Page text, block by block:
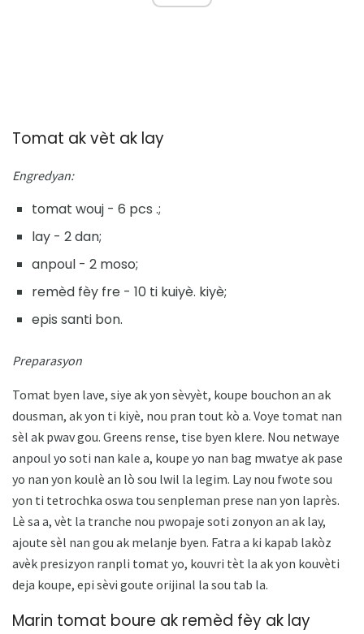
Tomat ak vèt ak lay
Engredyan:
tomat wouj - 6 pcs .;
lay - 2 dan;
anpoul - 2 moso;
remèd fèy fre - 10 ti kuiyè. kiyè;
epis santi bon.
Preparasyon
Tomat byen lave, siye ak yon sèvyèt, koupe bouchon an ak
dousman, ak yon ti kiyè, nou pran tout kò a. Voye tomat nan
sèl ak pwav gou. Greens rense, tise byen klere. Nou netwaye
anpoul yo soti nan kale a, koupe yo nan bag mwatye ak pase
yo nan yon koulè an lò sou lwil la legim. Lay nou fwote sou
yon ti tetrochka oswa tou senpleman prese nan yon laprès.
Lè sa a, vèt la tranche nou pwopaje soti zonyon an ak lay,
ajoute sèl nan gou ak melanje byen. Fatra a ki kapab lakòz
avèk presizyon ranpli tomat yo, kouvri tèt la ak yon kouvèti
deja koupe, epi sèvi goute orijinal la sou tab la.
Marin tomat boure ak remèd fèy ak lay